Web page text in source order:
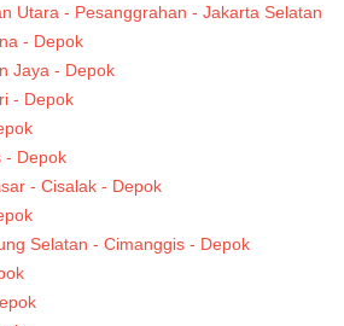
Utara - Pesanggrahan - Jakarta Selatan
- Depok
Jaya - Depok
- Depok
- Depok
- Cisalak - Depok
Selatan - Cimanggis - Depok